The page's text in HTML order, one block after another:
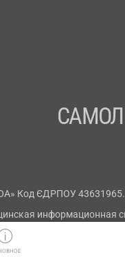
Код ЄДРПОУ 43631965.
информационная